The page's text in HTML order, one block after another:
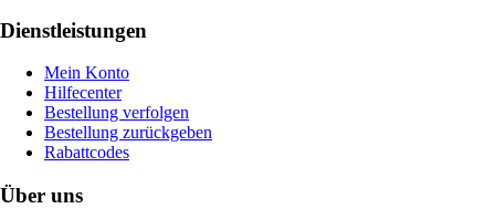
Dienstleistungen
Mein Konto
Hilfecenter
Bestellung verfolgen
Bestellung zurückgeben
Rabattcodes
Über uns